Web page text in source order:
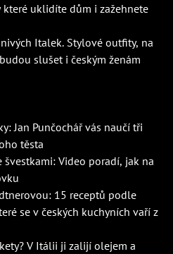
uklidíte dům i zažehnete
Italek. Stylové outfity, na
slušet i českým ženám
Jan Punčochář vás naučí tři
těsta
švestkami: Video poradí, jak na
15 receptů podle
se v českých kuchyních vaří z
V Itálii ji zalijí olejem a